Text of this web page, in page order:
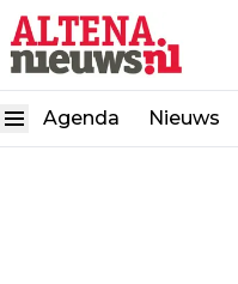
Agenda Nieuws